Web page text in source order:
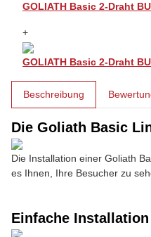
GOLIATH Basic 2-Draht
+
GOLIATH Basic 2-Draht
Beschreibung
Die Goliath Basic
Die Installation einer Goliath
es Ihnen, Ihre Besucher zu
Einfache Installation